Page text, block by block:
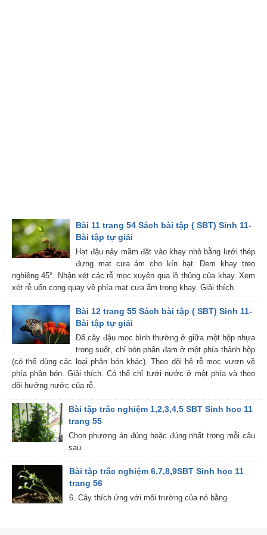
Bài 11 trang 54 Sách bài tập ( SBT) Sinh 11-
Bài tập tự giải
Hạt đậu nảy mầm đặt vào khay nhỏ bằng lưới thép
đựng mạt cưa ám cho kín hạt. Đem khay treo
nghiêng 45°. Nhận xét các rễ mọc xuyên qua lồ thủng của khay. Xem
xét rễ uốn cong quay về phía mạt cưa ẩm trong khay. Giải thích.
Bài 12 trang 55 Sách bài tập ( SBT) Sinh 11-
Bài tập tự giải
Để cây đậu mọc bình thường ở giữa một hộp nhựa
trong suốt, chỉ bón phân đạm ở một phía thành hộp
(có thể dùng các loại phân bón khác). Theo dõi hệ rễ mọc vươn về
phía phân bón. Giải thích. Có thể chỉ tưới nước ở một phía và theo
dõi hướng nước của rễ.
Bài tập trắc nghiệm 1,2,3,4,5 SBT Sinh học 11
trang 55
Chọn phương án đúng hoặc đúng nhất trong mỗi câu
sau.
Bài tập trắc nghiệm 6,7,8,9SBT Sinh học 11
trang 56
6. Cây thích ứng với môi trường của nó bằng